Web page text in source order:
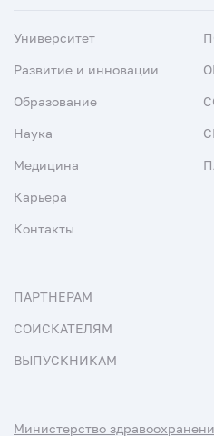
Университет
Развитие и инновации
Образование
Наука
Медицина
Карьера
Контакты
ПАРТНЕРАМ
СОИСКАТЕЛЯМ
ВЫПУСКНИКАМ
Министерство